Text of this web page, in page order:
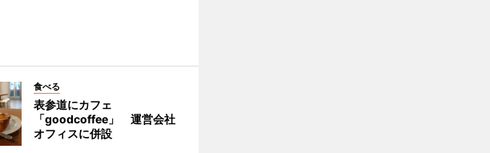
食べる
表参道にカフェ
「goodcoffee」 運営会社
オフィスに併設